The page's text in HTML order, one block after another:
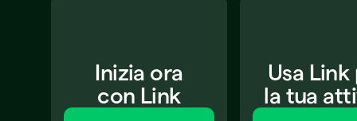
Inizia ora
con Link
Usa Link
la tua